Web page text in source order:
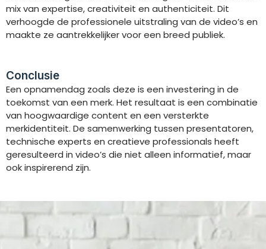
mix van expertise, creativiteit en authenticiteit. Dit
verhoogde de professionele uitstraling van de video’s en
maakte ze aantrekkelijker voor een breed publiek.
Conclusie
Een opnamendag zoals deze is een investering in de
toekomst van een merk. Het resultaat is een combinatie
van hoogwaardige content en een versterkte
merkidentiteit. De samenwerking tussen presentatoren,
technische experts en creatieve professionals heeft
geresulteerd in video’s die niet alleen informatief, maar
ook inspirerend zijn.